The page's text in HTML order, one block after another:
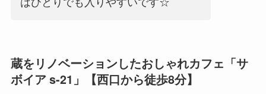
蔵をリノベーションしたおしゃれカフェ「サ
ボイア s-21」【西口から徒歩8分】